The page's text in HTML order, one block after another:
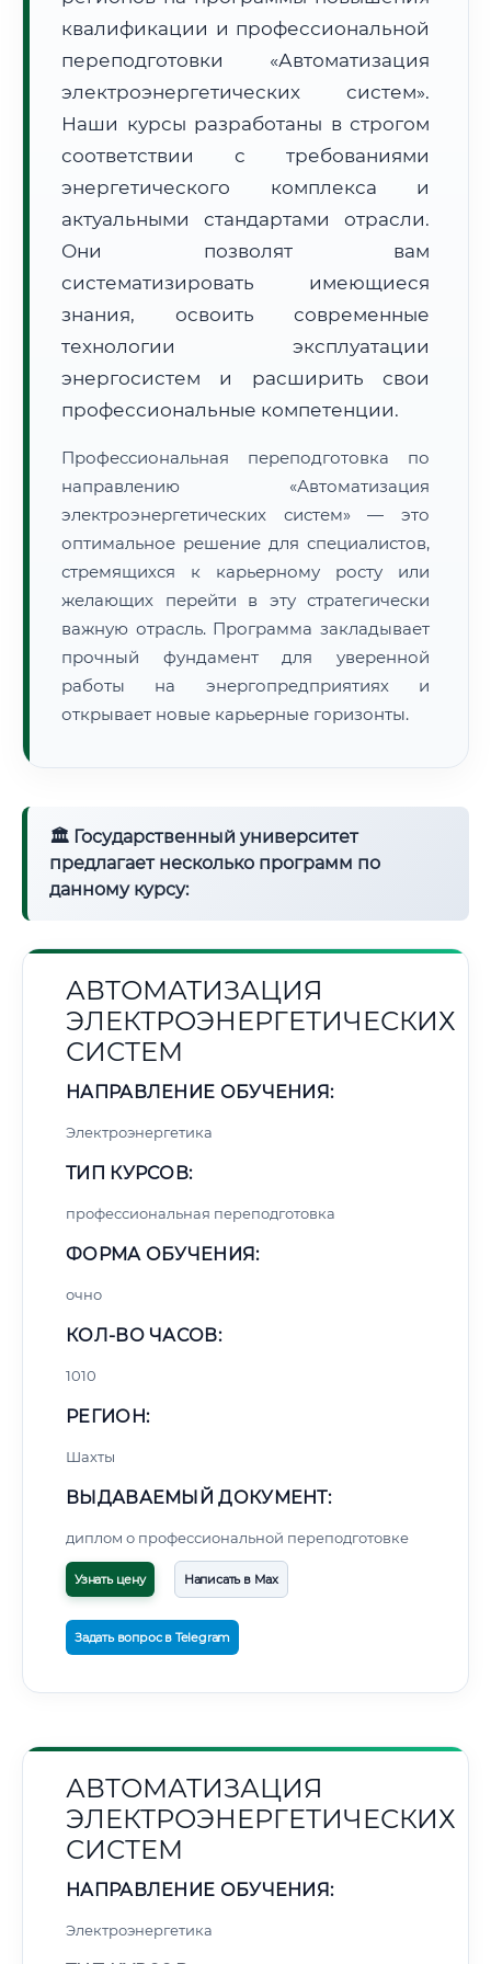
Расчет логистики оригиналов:
• Экспресс-доставка СДЭК / Почтой:
4–6 рабочих дней
🔍 Нажмите на документ для увеличения и просмотра
квалификации и профессиональной
переподготовки «Автоматизация
электроэнергетических систем».
Наши курсы разработаны в строгом
соответствии с требованиями
энергетического комплекса и
актуальными стандартами отрасли.
Они позволят вам
систематизировать имеющиеся
знания, освоить современные
технологии эксплуатации
энергосистем и расширить свои
профессиональные компетенции.
Профессиональная переподготовка по
направлению «Автоматизация
электроэнергетических систем» — это
оптимальное решение для специалистов,
стремящихся к карьерному росту или
желающих перейти в эту стратегически
важную отрасль. Программа закладывает
прочный фундамент для уверенной
работы на энергопредприятиях и
открывает новые карьерные горизонты.
🏛 Государственный университет
предлагает несколько программ по
данному курсу:
АВТОМАТИЗАЦИЯ
ЭЛЕКТРОЭНЕРГЕТИЧЕСКИХ
СИСТЕМ
НАПРАВЛЕНИЕ ОБУЧЕНИЯ:
Электроэнергетика
ТИП КУРСОВ:
профессиональная переподготовка
ФОРМА ОБУЧЕНИЯ:
очно
КОЛ-ВО ЧАСОВ:
1010
РЕГИОН:
Шахты
ВЫДАВАЕМЫЙ ДОКУМЕНТ:
диплом о профессиональной переподготовке
Узнать цену Написать в Max
Задать вопрос в Telegram
АВТОМАТИЗАЦИЯ
ЭЛЕКТРОЭНЕРГЕТИЧЕСКИХ
СИСТЕМ
НАПРАВЛЕНИЕ ОБУЧЕНИЯ:
Электроэнергетика